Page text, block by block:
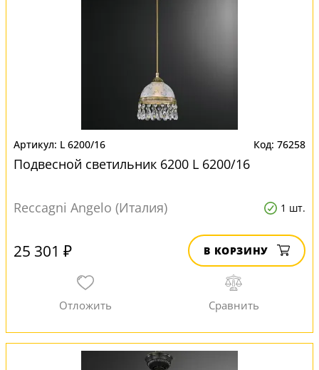
L 6200/16 76258
Подвесной светильник 6200 L 6200/16
Reccagni Angelo (Италия) 1 шт.
25 301 ₽ В КОРЗИНУ